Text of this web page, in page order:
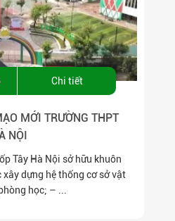
Chi tiết
MỚI TRƯỜNG THPT
NỘI
Tây Hà Nội sở hữu khuôn
xây dựng hệ thống cơ sở vật
học; – ...